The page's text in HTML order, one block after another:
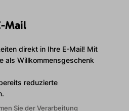
Mail
direkt in Ihre E-Mail! Mit
als Willkommensgeschenk
reduzierte
Sie der Verarbeitung